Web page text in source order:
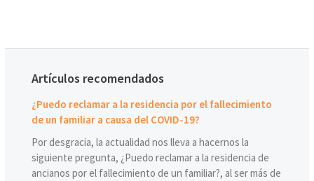
Artículos recomendados
¿Puedo reclamar a la residencia por el fallecimiento
de un familiar a causa del COVID-19?
Por desgracia, la actualidad nos lleva a hacernos la
siguiente pregunta, ¿Puedo reclamar a la residencia de
ancianos por el fallecimiento de un familiar?, al ser más de